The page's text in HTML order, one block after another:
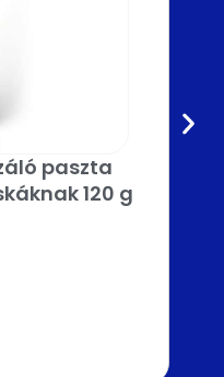
paszta
120 g